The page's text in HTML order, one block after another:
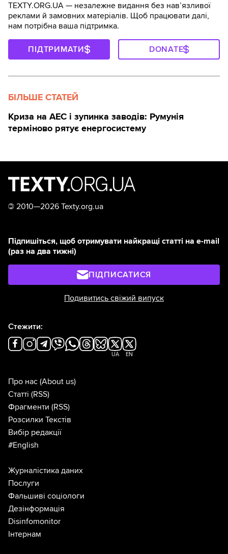
TEXTY.ORG.UA — незалежне видання без навʼязливої
реклами й замовних матеріалів. Щоб працювати далі,
нам потрібна ваша підтримка.
ПІДТРИМАТИ DONATE
БІЛЬШЕ СТАТЕЙ
Криза на АЕС і зупинка заводів: Румунія
терміново рятує енергосистему
© 2010—2026 Texty.org.ua
Підпишіться, щоб отримувати найкращі статті на e-mail
(раз на два тижні)
ПІДПИСАТИСЯ
Подивитись свіжий випуск
Стежити:
UA EN
Про нас (About us)
Статті (RSS)
Фрагменти (RSS)
Розсилки Текстів
Вибір редакції
#English
Журналістика даних
Послуги
Фальшиві соціологи
Дезінформація
Disinfomonitor
Інтернам